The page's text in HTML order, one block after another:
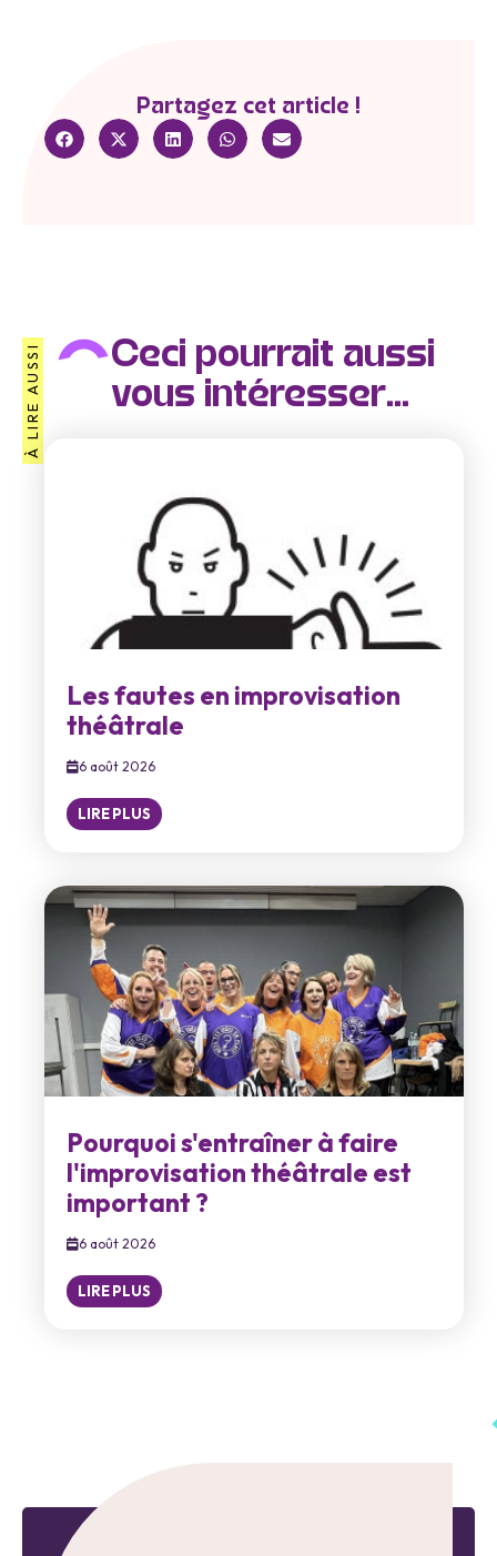
Partagez cet article !
À LIRE AUSSI
Ceci pourrait aussi
vous intéresser...
Les fautes en improvisation
théâtrale
6 août 2026
LIRE PLUS
Pourquoi s'entraîner à faire
l'improvisation théâtrale est
important ?
6 août 2026
LIRE PLUS